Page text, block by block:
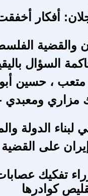
أفکار
الفلسطينية
السؤال
، حسين أبو
مزاري ومعبدي
الدولة
تفكيك
كوادرها